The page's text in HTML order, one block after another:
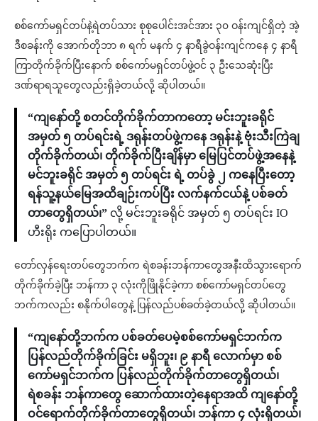
စစ်ကော်မရှင်တပ်နဲ့ရဲတပ်သား စုစုပေါင်းအင်အား ၃၀ ဝန်းကျင်ရှိတဲ့ အဲ့
ဒီစခန်းကို အောက်တိုဘာ ၈ ရက် မနက် ၄ နာရီခွဲဝန်းကျင်ကနေ ၄ နာရီ
ကြာတိုက်ခိုက်ပြီးနောက် စစ်ကော်မရှင်တပ်ဖွဲ့ဝင် ၃ ဦးသေဆုံးပြီး
ဒဏ်ရာရသူတွေလည်းရှိခဲ့တယ်လို့ ဆိုပါတယ်။
“ကျနော်တို့ စတင်တိုက်ခိုက်တာကတော့ မင်းဘူးခရိုင်
အမှတ် ၅ တပ်ရင်းရဲ့ ဒရုန်းတပ်ဖွဲ့ကနေ ဒရုန်းနဲ့ ဗုံးသီးကြဲချ
တိုက်ခိုက်တယ်၊ တိုက်ခိုက်ပြီးချိန်မှာ မြေပြင်တပ်ဖွဲ့အနေနဲ့
မင်ဘူးခရိုင် အမှတ် ၅ တပ်ရင်း ရဲ့ တပ်ခွဲ ၂ ကနေပြီးတော့
ရန်သူ့နယ်မြေအထိချဉ်းကပ်ပြီး လက်နက်ငယ်နဲ့ ပစ်ခတ်
တာတွေရှိတယ်၊” လို့ မင်းဘူးခရိုင် အမှတ် ၅ တပ်ရင်း IO
ဟီးရိုး ကပြောပါတယ်။
တော်လှန်ရေးတပ်တွေဘက်က ရဲစခန်းဘန်ကာတွေအနီးထိသွားရောက်
တိုက်ခိုက်ခဲ့ပြီး ဘန်ကာ ၃ လုံးကိုဖြိုနိုင်ခဲ့ကာ စစ်ကော်မရှင်တပ်တွေ
ဘက်ကလည်း စနိုက်ပါတွေနဲ့ ပြန်လည်ပစ်ခတ်ခဲ့တယ်လို့ ဆိုပါတယ်။
“ကျနော်တို့ဘက်က ပစ်ခတ်ပေမဲ့စစ်ကော်မရှင်ဘက်က
ပြန်လည်တိုက်ခိုက်ခြင်း မရှိဘူး၊ ၉ နာရီ လောက်မှာ စစ်
ကော်မရှင်ဘက်က ပြန်လည်တိုက်ခိုက်တာတွေရှိတယ်၊
ရဲစခန်း ဘန်ကာတွေ ဆောက်ထားတဲ့နေရာအထိ ကျနော်တို့
ဝင်ရောက်တိုက်ခိုက်တာတွေရှိတယ်၊ ဘန်ကာ ၄ လုံးရှိတယ်၊